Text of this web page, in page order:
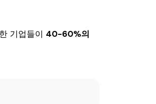
기업들이 40-60%의